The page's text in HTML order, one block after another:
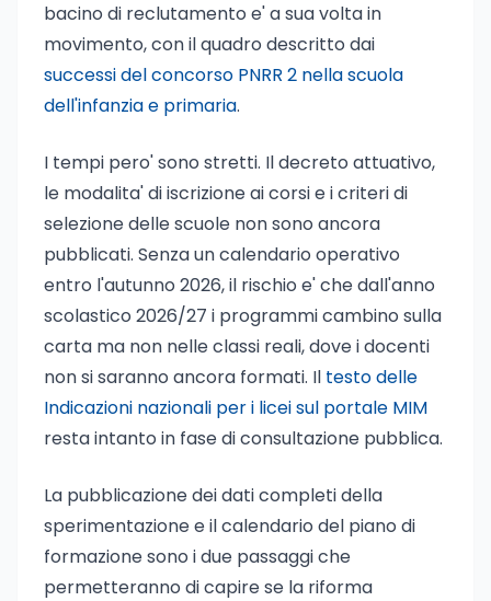
bacino di reclutamento e' a sua volta in
movimento, con il quadro descritto dai
successi del concorso PNRR 2 nella scuola
dell'infanzia e primaria.
I tempi pero' sono stretti. Il decreto attuativo,
le modalita' di iscrizione ai corsi e i criteri di
selezione delle scuole non sono ancora
pubblicati. Senza un calendario operativo
entro l'autunno 2026, il rischio e' che dall'anno
scolastico 2026/27 i programmi cambino sulla
carta ma non nelle classi reali, dove i docenti
non si saranno ancora formati. Il testo delle
Indicazioni nazionali per i licei sul portale MIM
resta intanto in fase di consultazione pubblica.
La pubblicazione dei dati completi della
sperimentazione e il calendario del piano di
formazione sono i due passaggi che
permetteranno di capire se la riforma